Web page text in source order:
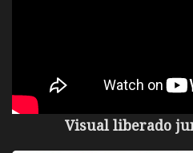
Visual liberado